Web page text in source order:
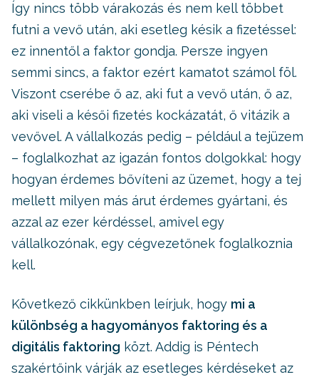
Így nincs több várakozás és nem kell többet
futni a vevő után, aki esetleg késik a fizetéssel:
ez innentől a faktor gondja. Persze ingyen
semmi sincs, a faktor ezért kamatot számol föl.
Viszont cserébe ő az, aki fut a vevő után, ő az,
aki viseli a késői fizetés kockázatát, ő vitázik a
vevővel. A vállalkozás pedig – például a tejüzem
– foglalkozhat az igazán fontos dolgokkal: hogy
hogyan érdemes bővíteni az üzemet, hogy a tej
mellett milyen más árut érdemes gyártani, és
azzal az ezer kérdéssel, amivel egy
vállalkozónak, egy cégvezetőnek foglalkoznia
kell.
Következő cikkünkben leírjuk, hogy mi a
különbség a hagyományos faktoring és a
digitális faktoring közt. Addig is Péntech
szakértőink várják az esetleges kérdéseket az